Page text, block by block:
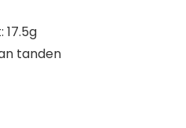
tanden